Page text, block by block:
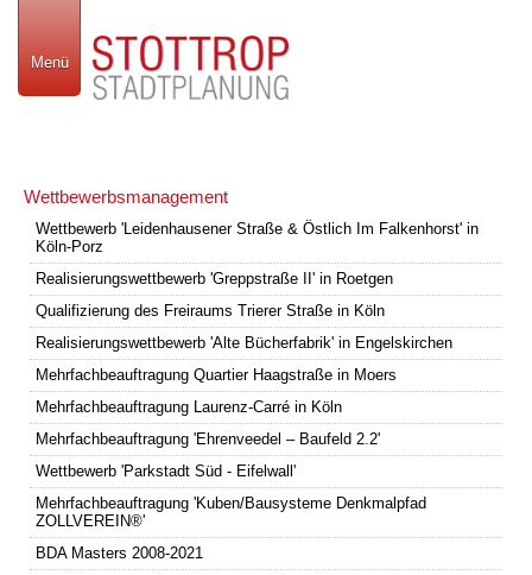
Menü
Wettbewerbsmanagement
Wettbewerb 'Leidenhausener Straße & Östlich Im Falkenhorst' in
Köln-Porz
Realisierungswettbewerb 'Greppstraße II' in Roetgen
Qualifizierung des Freiraums Trierer Straße in Köln
Realisierungswettbewerb 'Alte Bücherfabrik' in Engelskirchen
Mehrfachbeauftragung Quartier Haagstraße in Moers
Mehrfachbeauftragung Laurenz-Carré in Köln
Mehrfachbeauftragung 'Ehrenveedel – Baufeld 2.2'
Wettbewerb 'Parkstadt Süd - Eifelwall'
Mehrfachbeauftragung 'Kuben/Bausysteme Denkmalpfad
ZOLLVEREIN®'
BDA Masters 2008-2021